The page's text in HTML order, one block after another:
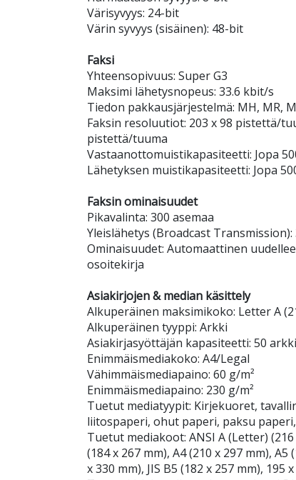
Värisyvyys: 24-bit
Värin syvyys (sisäinen): 48-bit
Faksi
Yhteensopivuus: Super G3
Maksimi lähetysnopeus: 33.6 kbit/s
Tiedon pakkausjärjestelmä: MH, MR,
Faksin resoluutiot: 203 x 98 pistettä/
pistettä/tuuma
Vastaanottomuistikapasiteetti: Jopa
Lähetyksen muistikapasiteetti: Jopa
Faksin ominaisuudet
Pikavalinta: 300 asemaa
Yleislähetys (Broadcast Transmission):
Ominaisuudet: Automaattinen
osoitekirja
Asiakirjojen & median käsittely
Alkuperäinen maksimikoko: Letter A
Alkuperäinen tyyppi: Arkki
Asiakirjasyöttäjän kapasiteetti: 50
Enimmäismediakoko: A4/Legal
Vähimmäismediapaino: 60 g/m²
Enimmäismediapaino: 230 g/m²
Tuetut mediatyypit: Kirjekuoret,
liitospaperi, ohut paperi, paksu
Tuetut mediakoot: ANSI A (Letter)
(184 x 267 mm), A4 (210 x 297 mm), A5
x 330 mm), JIS B5 (182 x 257 mm), 195